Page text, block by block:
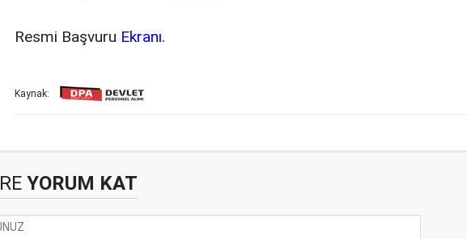
Resmi Başvuru Ekranı.
Kaynak:
YORUM KAT